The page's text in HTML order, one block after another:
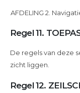
AFDELING 2.
Regel 11.
De regels van deze
zicht liggen.
Regel 12.